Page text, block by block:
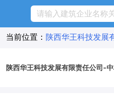
当前位置： 陕西华王科技发展
陕西华王科技发展有限责任公司-